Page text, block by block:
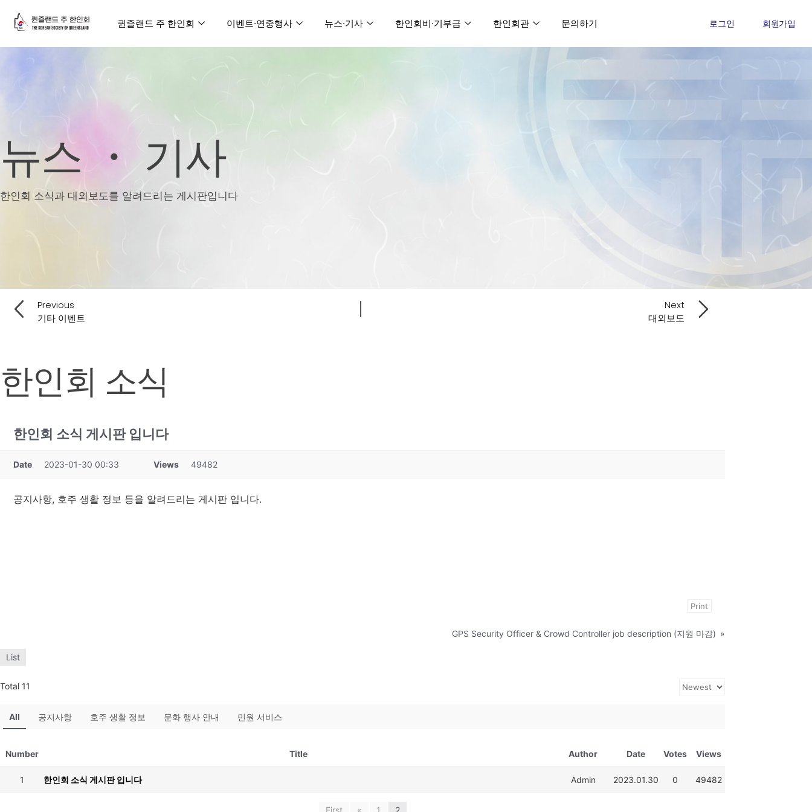
퀸즐랜드 주 한인회 이벤트∙연중행사 뉴스∙기사 한인회비∙기부금 한인회관 문의하기 로그인 회원가입
뉴스 ・ 기사
한인회 소식과 대외보도를 알려드리는 게시판입니다
Previous
기타 이벤트
Next
대외보도
한인회 소식
한인회 소식 게시판 입니다
Date 2023-01-30 00:33 Views 49482
공지사항, 호주 생활 정보 등을 알려드리는 게시판 입니다.
Print
GPS Security Officer & Crowd Controller job description (지원 마감) »
List
Total 11
All 공지사항 호주 생활 정보 문화 행사 안내 민원 서비스
Number Title Author Date Votes Views
1 한인회 소식 게시판 입니다 Admin 2023.01.30 0 49482
First « 1 2